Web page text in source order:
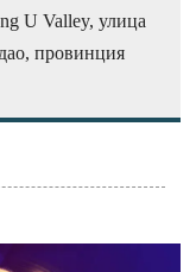
U Valley, улица
провинция